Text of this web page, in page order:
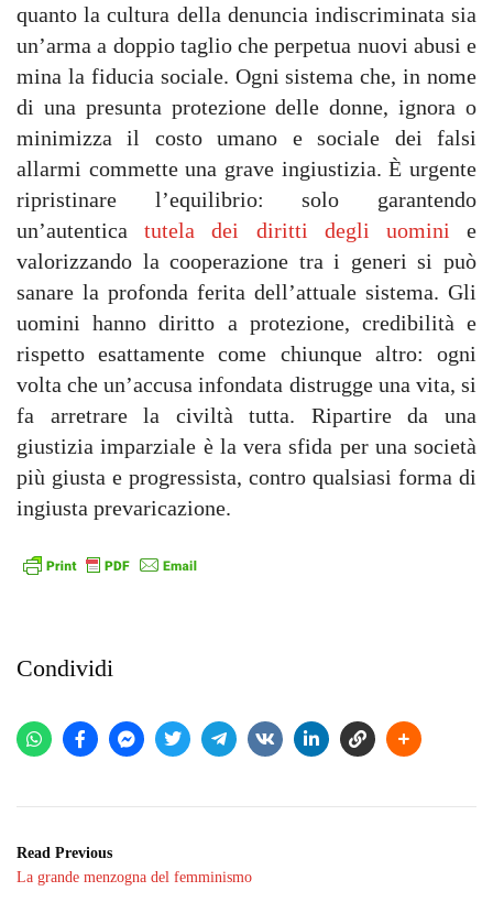
quanto la cultura della denuncia indiscriminata sia
un’arma a doppio taglio che perpetua nuovi abusi e
mina la fiducia sociale. Ogni sistema che, in nome
di una presunta protezione delle donne, ignora o
minimizza il costo umano e sociale dei falsi
allarmi commette una grave ingiustizia. È urgente
ripristinare l’equilibrio: solo garantendo
un’autenticatutela dei diritti degli uomini e
valorizzando la cooperazione tra i generi si può
sanare la profonda ferita dell’attuale sistema. Gli
uomini hanno diritto a protezione, credibilità e
rispetto esattamente come chiunque altro: ogni
volta che un’accusa infondata distrugge una vita, si
fa arretrare la civiltà tutta. Ripartire da una
giustizia imparziale è la vera sfida per una società
più giusta e progressista, contro qualsiasi forma di
ingiusta prevaricazione.
Condividi
Read Previous
La grande menzogna del femminismo